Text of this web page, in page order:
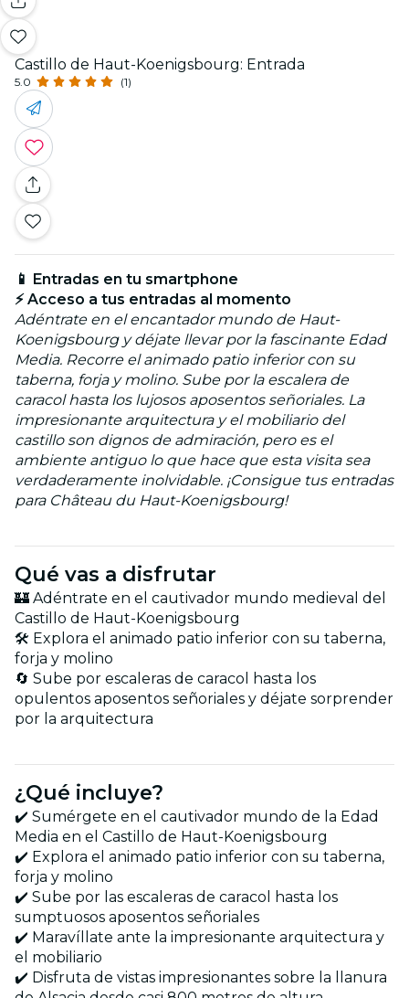
Castillo de Haut-Koenigsbourg: Entrada
5.0 (1)
📱 Entradas en tu smartphone
⚡ Acceso a tus entradas al momento
Adéntrate en el encantador mundo de Haut-
Koenigsbourg y déjate llevar por la fascinante Edad
Media. Recorre el animado patio inferior con su
taberna, forja y molino. Sube por la escalera de
caracol hasta los lujosos aposentos señoriales. La
impresionante arquitectura y el mobiliario del
castillo son dignos de admiración, pero es el
ambiente antiguo lo que hace que esta visita sea
verdaderamente inolvidable. ¡Consigue tus entradas
para Château du Haut-Koenigsbourg!
Qué vas a disfrutar
🏰 Adéntrate en el cautivador mundo medieval del
Castillo de Haut-Koenigsbourg
🛠️ Explora el animado patio inferior con su taberna,
forja y molino
🔄 Sube por escaleras de caracol hasta los
opulentos aposentos señoriales y déjate sorprender
por la arquitectura
¿Qué incluye?
✔️ Sumérgete en el cautivador mundo de la Edad
Media en el Castillo de Haut-Koenigsbourg
✔️ Explora el animado patio inferior con su taberna,
forja y molino
✔️ Sube por las escaleras de caracol hasta los
sumptuosos aposentos señoriales
✔️ Maravíllate ante la impresionante arquitectura y
el mobiliario
✔️ Disfruta de vistas impresionantes sobre la llanura